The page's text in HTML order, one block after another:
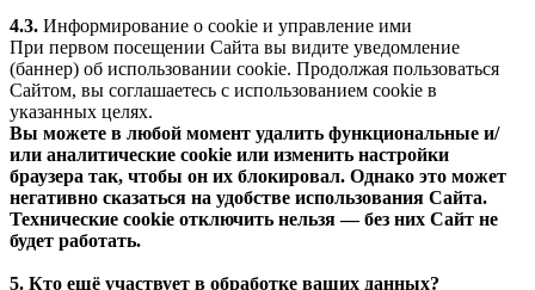
4.3. Информирование о cookie и управление ими
При первом посещении Сайта вы видите уведомление
(баннер) об использовании cookie. Продолжая пользоваться
Сайтом, вы соглашаетесь с использованием cookie в
указанных целях.
Вы можете в любой момент удалить функциональные и/
или аналитические cookie или изменить настройки
браузера так, чтобы он их блокировал. Однако это может
негативно сказаться на удобстве использования Сайта.
Технические cookie отключить нельзя — без них Сайт не
будет работать.
5. Кто ещё участвует в обработке ваших данных?